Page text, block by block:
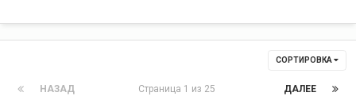
СОРТИРОВКА
НАЗАД ДАЛЕЕ
Страница 1 из 25